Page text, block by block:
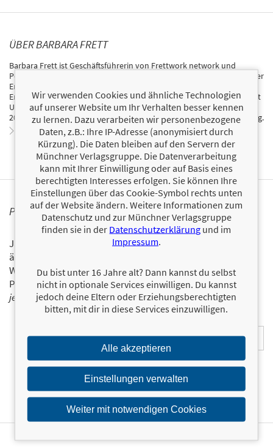
ÜBER BARBARA FRETT
Barbara Frett ist Geschäftsführerin von Frettwork network und
Personalmanagerin mit über 20 Jahren nationaler und internationaler
Erfahrung. Zu ihren Kernkompetenzen zählt u. a. das Thema
Employer Branding. Sie ist eine Verfechterin von Homeoffice und zeigt
Unternehmen, warum es ohne künftig nicht mehr gehen wird. Seit
2000 ist sie als ehrenamtliche Richterin am Arbeitsgericht Aachen tätig.
Zum Profil von Barbara Frett
PERSONALISIERTE PRODUKTINFORMATIONEN
Ja, ich will über interessante Neuerscheinungen und
ähnliche Produkte informiert werden.
Wir halten Sie per E-Mail auf dem aktuellen Stand über das
Programm der Münchner Verlagsgruppe.Tragen Sie sich
jetzt ein!
Wir verwenden Cookies und ähnliche Technologien
auf unserer Website um Ihr Verhalten besser kennen
zu lernen. Dazu verarbeiten wir personenbezogene
Daten, z.B.: Ihre IP-Adresse (anonymisiert durch
Kürzung). Die Daten bleiben auf den Servern der
Münchner Verlagsgruppe. Die Datenverarbeitung
kann mit Ihrer Einwilligung oder auf Basis eines
berechtigten Interesses erfolgen. Sie können Ihre
Einstellungen über das Cookie-Symbol rechts unten
auf der Website ändern. Weitere Informationen zum
Datenschutz und zur Münchner Verlagsgruppe
finden sie in der Datenschutzerklärung und im
Impressum.
Du bist unter 16 Jahre alt? Dann kannst du selbst
nicht in optionale Services einwilligen. Du kannst
jedoch deine Eltern oder Erziehungsberechtigten
bitten, mit dir in diese Services einzuwilligen.
Alle akzeptieren
Einstellungen verwalten
Weiter mit notwendigen Cookies